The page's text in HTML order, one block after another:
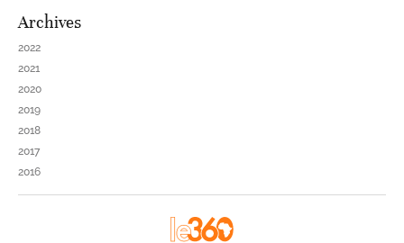
Archives
2022
2021
2020
2019
2018
2017
2016